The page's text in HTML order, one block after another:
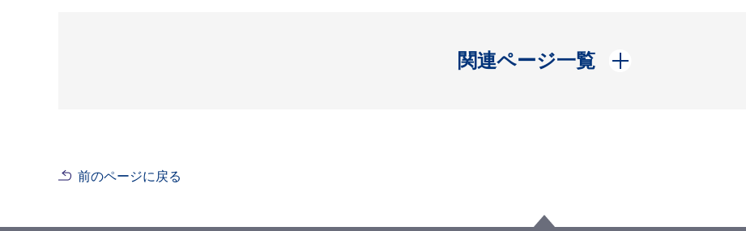
関連ページ一覧
開く
前のページに戻る